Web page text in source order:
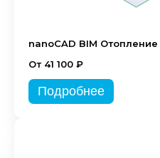
nanoCAD BIM Отопление
От 41 100 ₽
Подробнее